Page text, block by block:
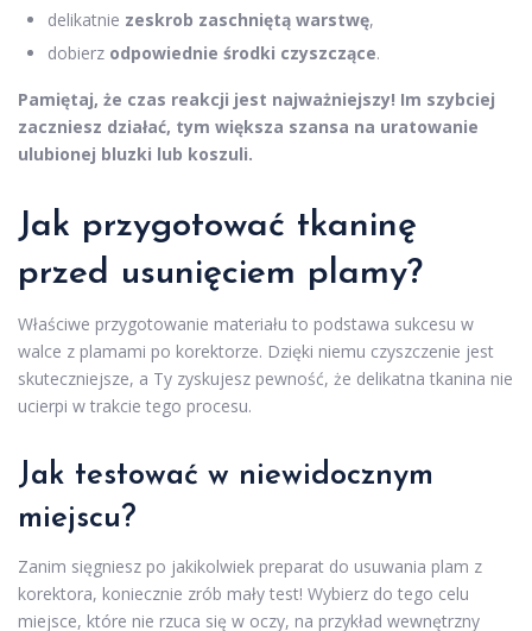
delikatnie zeskrob zaschniętą warstwę,
dobierz odpowiednie środki czyszczące.
Pamiętaj, że czas reakcji jest najważniejszy! Im szybciej
zaczniesz działać, tym większa szansa na uratowanie
ulubionej bluzki lub koszuli.
Jak przygotować tkaninę
przed usunięciem plamy?
Właściwe przygotowanie materiału to podstawa sukcesu w
walce z plamami po korektorze. Dzięki niemu czyszczenie jest
skuteczniejsze, a Ty zyskujesz pewność, że delikatna tkanina nie
ucierpi w trakcie tego procesu.
Jak testować w niewidocznym
miejscu?
Zanim sięgniesz po jakikolwiek preparat do usuwania plam z
korektora, koniecznie zrób mały test! Wybierz do tego celu
miejsce, które nie rzuca się w oczy, na przykład wewnętrzny